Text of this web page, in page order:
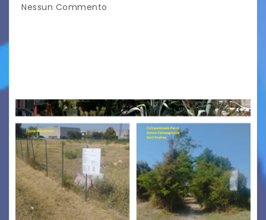
Nessun Commento